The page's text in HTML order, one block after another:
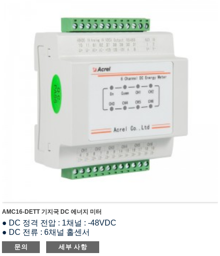
AMC16-DETT 기지국 DC 에너지 미터
● DC 정격 전압 : 1채널 : -48VDC
● DC 전류 : 6채널 홀센서
● 정확도: 1%In≤I≤10%In 오차±2.5%; I>10%In 오차±2%
● RS485(모드버스-RTU)
문의 세부 사항